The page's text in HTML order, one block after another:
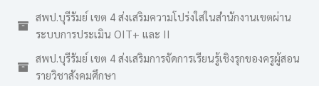
สพป.บุรีรัมย์ เขต 4 ส่งเสริมความโปร่งใสในสำนักงานเขตผ่าน
ระบบการประเมิน OIT+ และ II
สพป.บุรีรัมย์ เขต 4 ส่งเสริมการจัดการเรียนรู้เชิงรุกของครูผู้สอน
รายวิชาสังคมศึกษา